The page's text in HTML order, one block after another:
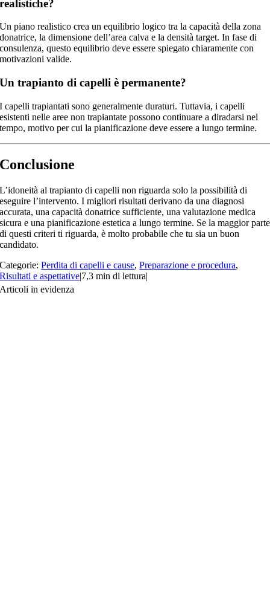
realistiche?
Un piano realistico crea un equilibrio logico tra la capacità della zona
donatrice, la dimensione dell’area calva e la densità target. In fase di
consulenza, questo equilibrio deve essere spiegato chiaramente con
motivazioni valide.
Un trapianto di capelli è permanente?
I capelli trapiantati sono generalmente duraturi. Tuttavia, i capelli
esistenti nelle aree non trapiantate possono continuare a diradarsi nel
tempo, motivo per cui la pianificazione deve essere a lungo termine.
Conclusione
L’idoneità al trapianto di capelli non riguarda solo la possibilità di
eseguire l’intervento. I migliori risultati derivano da una diagnosi
accurata, una capacità donatrice sufficiente, una valutazione medica
sicura e una pianificazione estetica a lungo termine. Se la maggior parte
di questi criteri ti riguarda, è molto probabile che tu sia un buon
candidato.
Categorie:Perdita di capelli e cause,Preparazione e procedura,
Risultati e aspettative|7,3 min di lettura|
Articoli in evidenza